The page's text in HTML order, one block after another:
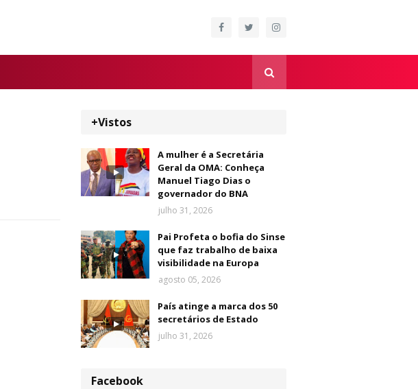
+Vistos
A mulher é a Secretária
Geral da OMA: Conheça
Manuel Tiago Dias o
governador do BNA
julho 31, 2026
Pai Profeta o bofia do Sinse
que faz trabalho de baixa
visibilidade na Europa
agosto 05, 2026
País atinge a marca dos 50
secretários de Estado
julho 31, 2026
Facebook